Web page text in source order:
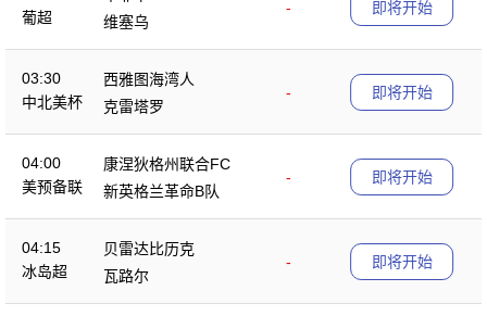
葡超
-
维塞乌
即将开始
03:30
中北美杯
西雅图海湾人
-
克雷塔罗
即将开始
04:00
美预备联
康涅狄格州联合FC
-
新英格兰革命B队
即将开始
04:15
冰岛超
贝雷达比历克
-
瓦路尔
即将开始